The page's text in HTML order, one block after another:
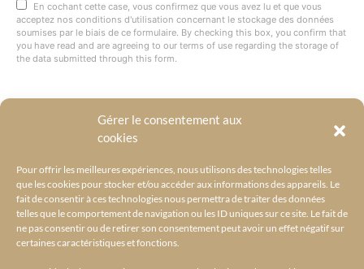
Gérer le consentement aux
cookies
Pour offrir les meilleures expériences, nous utilisons des technologies telles
que les cookies pour stocker et/ou accéder aux informations des appareils. Le
fait de consentir à ces technologies nous permettra de traiter des données
telles que le comportement de navigation ou les ID uniques sur ce site. Le fait de
ne pas consentir ou de retirer son consentement peut avoir un effet négatif sur
certaines caractéristiques et fonctions.
En cochant cette case, vous confirmez que vous avez lu et que vous
acceptez nos conditions d'utilisation concernant le stockage des données
soumises par le biais de ce formulaire. By checking this box, you confirm that
you have read and are agreeing to our terms of use regarding the storage of
the data submitted through this form.
@BYRACKEL